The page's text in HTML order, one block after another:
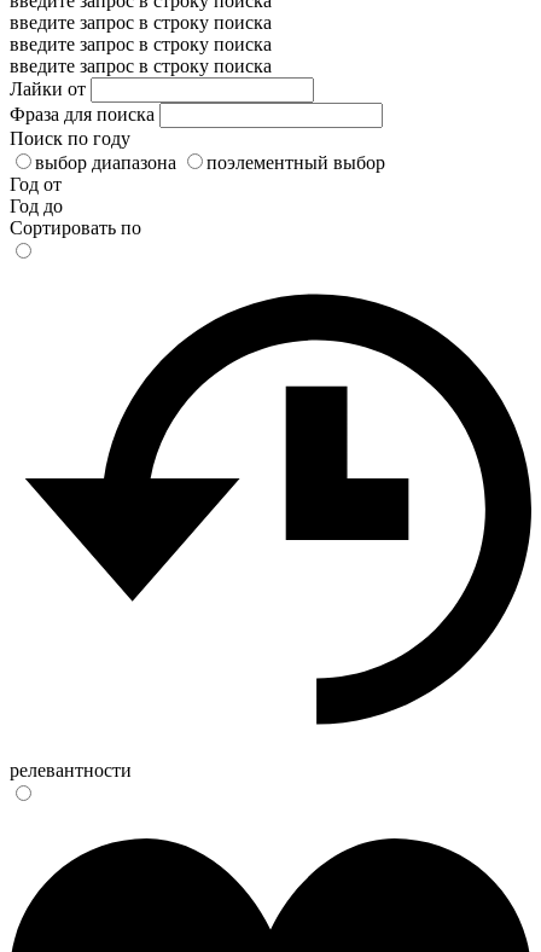
введите запрос в строку поиска
введите запрос в строку поиска
введите запрос в строку поиска
Лайки от
Фраза для поиска
Поиск по году
выбор диапазона
поэлементный выбор
Год от
Год до
Сортировать по
релевантности